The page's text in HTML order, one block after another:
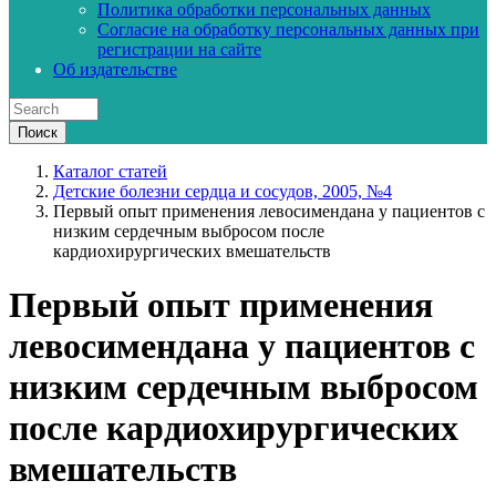
Политика обработки персональных данных
Согласие на обработку персональных данных при
регистрации на сайте
Об издательстве
Каталог статей
Детские болезни сердца и сосудов, 2005, №4
Первый опыт применения левосимендана у пациентов с
низким сердечным выбросом после
кардиохирургических вмешательств
Первый опыт применения
левосимендана у пациентов с
низким сердечным выбросом
после кардиохирургических
вмешательств